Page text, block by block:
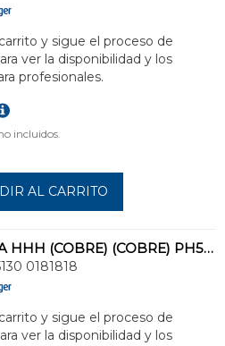
y sigue el proceso de
ver la disponibilidad y los
profesionales.
incluidos.
AL CARRITO
TE RECTA HHH (COBRE) (COBRE) PH5130 - 18MM
0181818
y sigue el proceso de
ver la disponibilidad y los